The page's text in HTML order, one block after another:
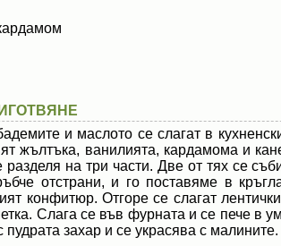
и маслото се слагат в
жълтъка, ванилията, кардамома и
разделя на три части. Две от тях се
отстрани, и го поставяме в
конфитюр. Отгоре се слагат
Слага се във фурната и се пече в
пудрата захар и се украсява с малините.